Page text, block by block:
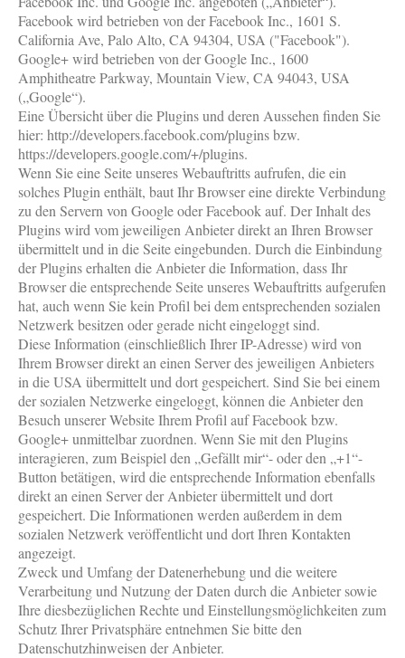
Facebook wird betrieben von der Facebook Inc., 1601 S.
California Ave, Palo Alto, CA 94304, USA ("Facebook").
Google+ wird betrieben von der Google Inc., 1600
Amphitheatre Parkway, Mountain View, CA 94043, USA
(„Google“).
Eine Übersicht über die Plugins und deren Aussehen finden Sie
hier: http://developers.facebook.com/plugins bzw.
https://developers.google.com/+/plugins.
Wenn Sie eine Seite unseres Webauftritts aufrufen, die ein
solches Plugin enthält, baut Ihr Browser eine direkte Verbindung
zu den Servern von Google oder Facebook auf. Der Inhalt des
Plugins wird vom jeweiligen Anbieter direkt an Ihren Browser
übermittelt und in die Seite eingebunden. Durch die Einbindung
der Plugins erhalten die Anbieter die Information, dass Ihr
Browser die entsprechende Seite unseres Webauftritts aufgerufen
hat, auch wenn Sie kein Profil bei dem entsprechenden sozialen
Netzwerk besitzen oder gerade nicht eingeloggt sind.
Diese Information (einschließlich Ihrer IP-Adresse) wird von
Ihrem Browser direkt an einen Server des jeweiligen Anbieters
in die USA übermittelt und dort gespeichert. Sind Sie bei einem
der sozialen Netzwerke eingeloggt, können die Anbieter den
Besuch unserer Website Ihrem Profil auf Facebook bzw.
Google+ unmittelbar zuordnen. Wenn Sie mit den Plugins
interagieren, zum Beispiel den „Gefällt mir“- oder den „+1“-
Button betätigen, wird die entsprechende Information ebenfalls
direkt an einen Server der Anbieter übermittelt und dort
gespeichert. Die Informationen werden außerdem in dem
sozialen Netzwerk veröffentlicht und dort Ihren Kontakten
angezeigt.
Zweck und Umfang der Datenerhebung und die weitere
Verarbeitung und Nutzung der Daten durch die Anbieter sowie
Ihre diesbezüglichen Rechte und Einstellungsmöglichkeiten zum
Schutz Ihrer Privatsphäre entnehmen Sie bitte den
Datenschutzhinweisen der Anbieter.